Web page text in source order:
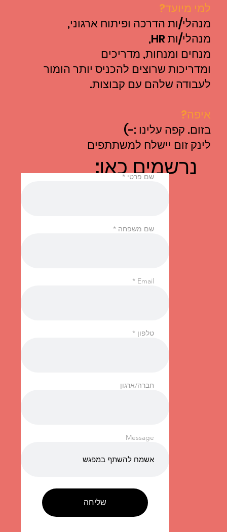
למי מיועד?
מנהלי/ות הדרכה ופיתוח ארגוני,
מנהלי/ות HR,
מנחים ומנחות, מדריכים
ומדריכות שרוצים להכניס יותר הומור
לעבודה שלהם עם קבוצות.
איפה?
בזום. קפה עלינו :-)
לינק זום יישלח למשתתפים
נרשמים כאן:
שם פרטי
שם משפחה
Message
שליחה
Email
טלפון
חברה/ארגון